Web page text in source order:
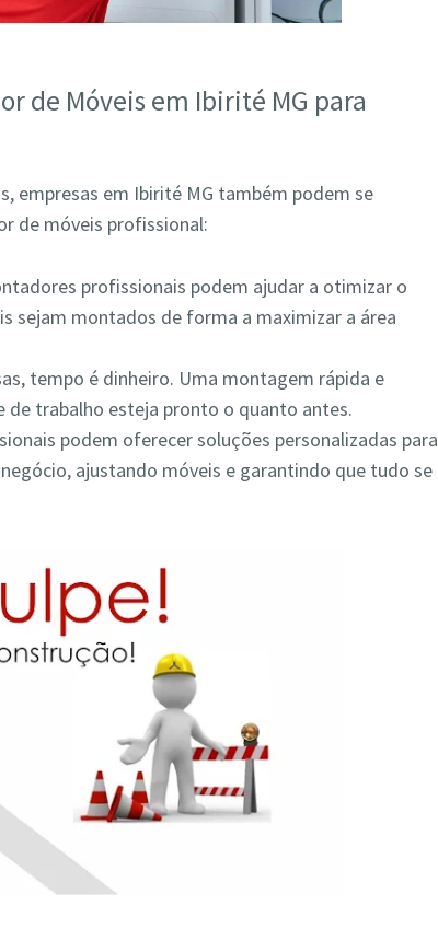
de Móveis em Ibirité MG para
empresas em Ibirité MG também podem se
de móveis profissional:
profissionais podem ajudar a otimizar o
sejam montados de forma a maximizar a área
tempo é dinheiro. Uma montagem rápida e
trabalho esteja pronto o quanto antes.
podem oferecer soluções personalizadas para
ajustando móveis e garantindo que tudo se